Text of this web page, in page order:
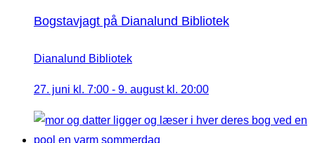
Bogstavjagt på Dianalund Bibliotek
Dianalund Bibliotek
27. juni kl. 7:00 - 9. august kl. 20:00